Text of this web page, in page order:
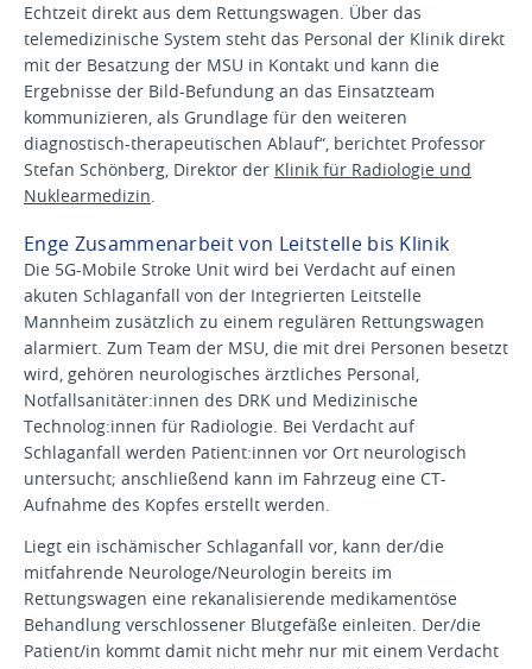
Echtzeit direkt aus dem Rettungswagen. Über das
telemedizinische System steht das Personal der Klinik direkt
mit der Besatzung der MSU in Kontakt und kann die
Ergebnisse der Bild-Befundung an das Einsatzteam
kommunizieren, als Grundlage für den weiteren
diagnostisch-therapeutischen Ablauf“, berichtet Professor
Stefan Schönberg, Direktor der Klinik für Radiologie und
Nuklearmedizin.
Enge Zusammenarbeit von Leitstelle bis Klinik
Die 5G-Mobile Stroke Unit wird bei Verdacht auf einen
akuten Schlaganfall von der Integrierten Leitstelle
Mannheim zusätzlich zu einem regulären Rettungswagen
alarmiert. Zum Team der MSU, die mit drei Personen besetzt
wird, gehören neurologisches ärztliches Personal,
Notfallsanitäter:innen des DRK und Medizinische
Technolog:innen für Radiologie. Bei Verdacht auf
Schlaganfall werden Patient:innen vor Ort neurologisch
untersucht; anschließend kann im Fahrzeug eine CT-
Aufnahme des Kopfes erstellt werden.
Liegt ein ischämischer Schlaganfall vor, kann der/die
mitfahrende Neurologe/Neurologin bereits im
Rettungswagen eine rekanalisierende medikamentöse
Behandlung verschlossener Blutgefäße einleiten. Der/die
Patient/in kommt damit nicht mehr nur mit einem Verdacht